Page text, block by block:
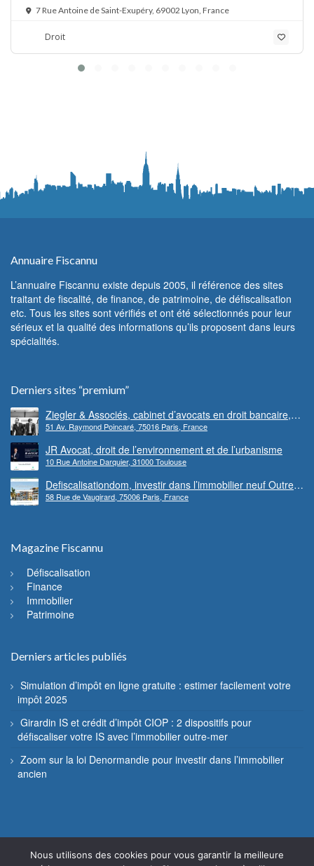
7 Rue Antoine de Saint-Exupéry, 69002 Lyon, France
Droit
Annuaire Fiscannu
L’annuaire Fiscannu existe depuis 2005, il référence des sites
traitant de fiscalité, de finance, de patrimoine, de défiscalisation
etc. Tous les sites sont vérifiés et ont été sélectionnés pour leur
sérieux et la qualité des informations qu’ils proposent dans leurs
spécialités.
Derniers sites “premium”
Ziegler & Associés, cabinet d’avocats en droit bancaire,
cryptomonnaie et escroqueries financières
51 Av. Raymond Poincaré, 75016 Paris, France
JR Avocat, droit de l’environnement et de l’urbanisme
10 Rue Antoine Darquier, 31000 Toulouse
Defiscalisationdom, investir dans l’immobilier neuf Outre-
mer
58 Rue de Vaugirard, 75006 Paris, France
Magazine Fiscannu
Défiscalisation
Finance
Immobilier
Patrimoine
Derniers articles publiés
Simulation d’impôt en ligne gratuite : estimer facilement votre
impôt 2025
Girardin IS et crédit d’impôt CIOP : 2 dispositifs pour
défiscaliser votre IS avec l’immobilier outre-mer
Zoom sur la loi Denormandie pour investir dans l’immobilier
ancien
Nous utilisons des cookies pour vous garantir la meilleure